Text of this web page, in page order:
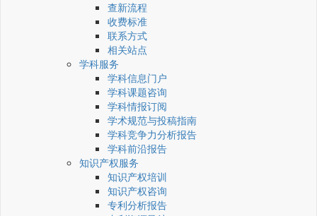
查新流程
收费标准
联系方式
相关站点
学科服务
学科信息门户
学科课题咨询
学科情报订阅
学术规范与投稿指南
学科竞争力分析报告
学科前沿报告
知识产权服务
知识产权培训
知识产权咨询
专利分析报告